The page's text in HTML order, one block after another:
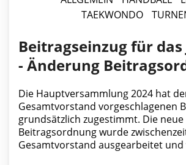
TAEKWONDO
Beitragseinzug für das
- Änderung
Die Hauptversammlung 2024 hat
Gesamtvorstand vorgeschlagenen
grundsätzlich zugestimmt. Die neue
Beitragsordnung wurde
Gesamtvorstand ausgearbeitet